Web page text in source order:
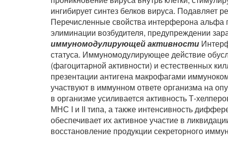
ингибирует синтез белков вируса. Подавляет
Перечисленные свойства интерферона альфа
элиминации возбудителя, предупреждении
иммуномодулирующей активности
статуса. Иммуномодулирующее действие
(фагоцитарной активности) и естественных
презентации антигена макрофагами
участвуют в иммунном ответе организма на
в организме усиливается активность Т-
МНС I и II типа, а также интенсивность
обеспечивает их активное участие в
восстановление продукции секреторного